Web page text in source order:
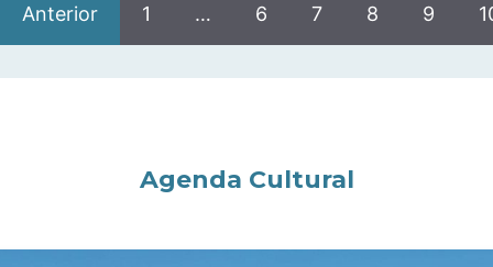
Anterior 1 … 6 7 8 9
Agenda Cultural